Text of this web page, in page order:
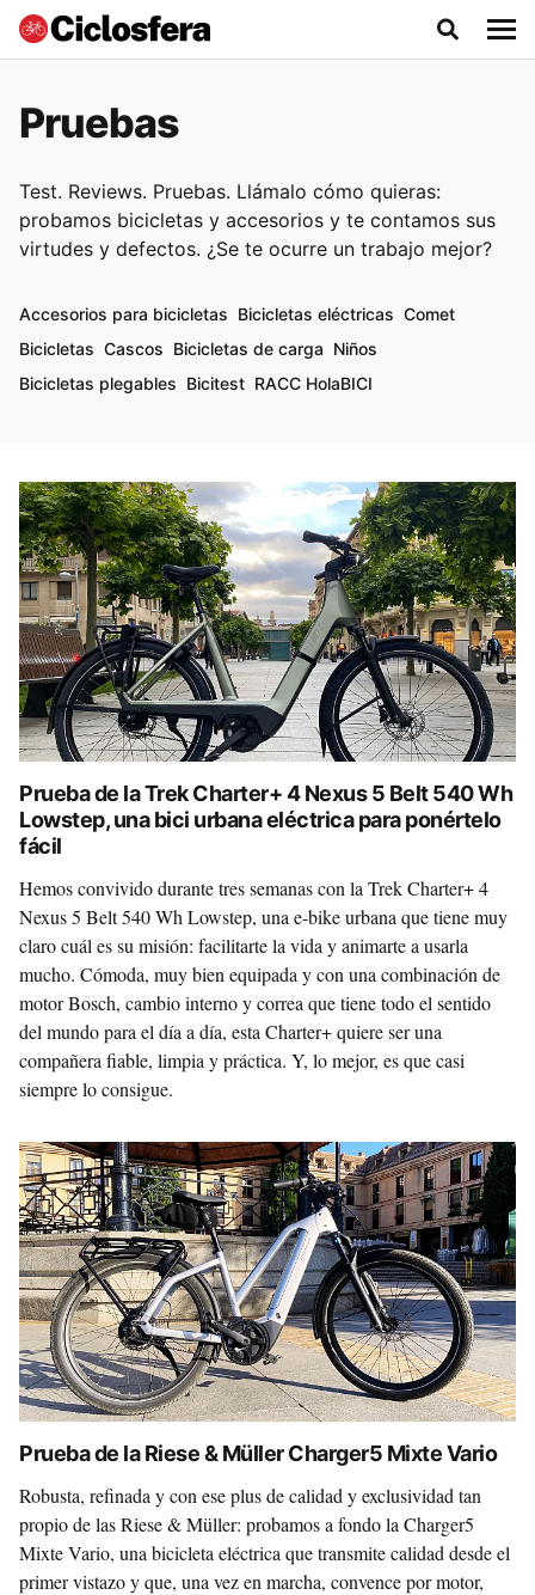
Pruebas
Test. Reviews. Pruebas. Llámalo cómo quieras:
probamos bicicletas y accesorios y te contamos sus
virtudes y defectos. ¿Se te ocurre un trabajo mejor?
Accesorios para bicicletas Bicicletas eléctricas Comet
Bicicletas Cascos Bicicletas de carga Niños
Bicicletas plegables Bicitest RACC HolaBICI
Prueba de la Trek Charter+ 4 Nexus 5 Belt 540 Wh
Lowstep, una bici urbana eléctrica para ponértelo
fácil
Hemos convivido durante tres semanas con la Trek Charter+ 4
Nexus 5 Belt 540 Wh Lowstep, una e-bike urbana que tiene muy
claro cuál es su misión: facilitarte la vida y animarte a usarla
mucho. Cómoda, muy bien equipada y con una combinación de
motor Bosch, cambio interno y correa que tiene todo el sentido
del mundo para el día a día, esta Charter+ quiere ser una
compañera fiable, limpia y práctica. Y, lo mejor, es que casi
siempre lo consigue.
Prueba de la Riese & Müller Charger5 Mixte Vario
Robusta, refinada y con ese plus de calidad y exclusividad tan
propio de las Riese & Müller: probamos a fondo la Charger5
Mixte Vario, una bicicleta eléctrica que transmite calidad desde el
primer vistazo y que, una vez en marcha, convence por motor,